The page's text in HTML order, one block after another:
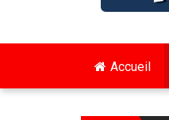
Accueil